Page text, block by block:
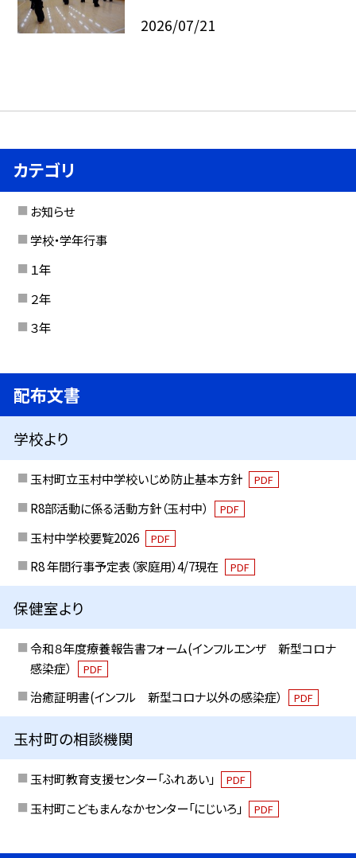
2026/07/21
カテゴリ
お知らせ
学校・学年行事
１年
２年
３年
配布文書
学校より
玉村町立玉村中学校いじめ防止基本方針 PDF
R8部活動に係る活動方針（玉村中） PDF
玉村中学校要覧2026 PDF
R8 年間行事予定表（家庭用）4/7現在 PDF
保健室より
令和８年度療養報告書フォーム(インフルエンザ 新型コロナ
感染症）
PDF
治癒証明書(インフル 新型コロナ以外の感染症） PDF
玉村町の相談機関
玉村町教育支援センター「ふれあい」 PDF
玉村町こどもまんなかセンター「にじいろ」 PDF